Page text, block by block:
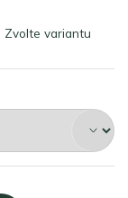
Zvolte variantu